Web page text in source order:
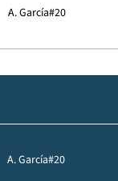
A. García#20
A. García#20